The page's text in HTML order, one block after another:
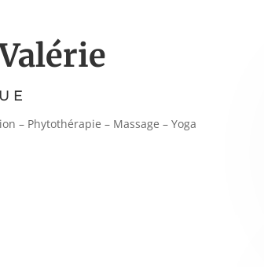
– Phytothérapie – Massage – Yoga